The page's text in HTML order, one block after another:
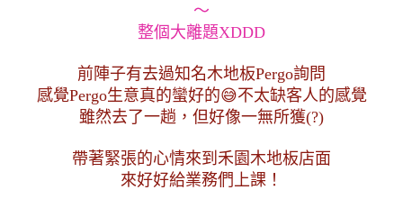
～
整個大離題XDDD
前陣子有去過知名木地板Pergo詢問
感覺Pergo生意真的蠻好的😅不太缺客人的感覺
雖然去了一趟，但好像一無所獲(?)
帶著緊張的心情來到禾園木地板店面
來好好給業務們上課！